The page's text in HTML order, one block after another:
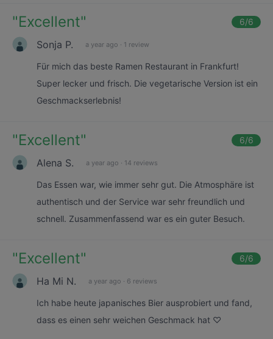
"Excellent" 6/6
Sonja P. a year ago · 1 review
Für mich das beste Ramen Restaurant in Frankfurt!
Super lecker und frisch. Die vegetarische Version ist ein
Geschmackserlebnis!
"Excellent" 6/6
Alena S. a year ago · 14 reviews
Das Essen war, wie immer sehr gut. Die Atmosphäre ist
authentisch und der Service war sehr freundlich und
schnell. Zusammenfassend war es ein guter Besuch.
"Excellent" 6/6
Ha Mi N. a year ago · 6 reviews
Ich habe heute japanisches Bier ausprobiert und fand,
dass es einen sehr weichen Geschmack hat ♡